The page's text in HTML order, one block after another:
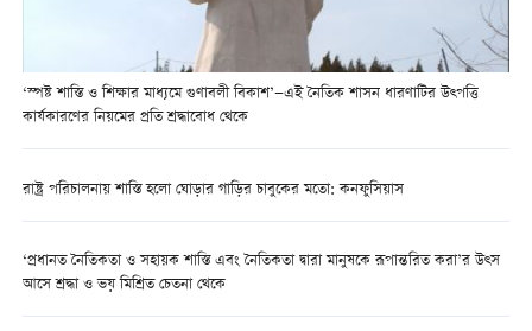
‘স্পষ্ট শাস্তি ও শিক্ষার মাধ্যমে গুণাবলী বিকাশ’—এই নৈতিক শাসন ধারণাটির উত্পত্তি
কার্যকারণের নিয়মের প্রতি শ্রদ্ধাবোধ থেকে
রাষ্ট্র পরিচালনায় শাস্তি হলো ঘোড়ার গাড়ির চাবুকের মতো: কনফুসিয়াস
‘প্রধানত নৈতিকতা ও সহায়ক শাস্তি এবং নৈতিকতা দ্বারা মানুষকে রূপান্তরিত করা’র উত্স
আসে শ্রদ্ধা ও ভয় মিশ্রিত চেতনা থেকে